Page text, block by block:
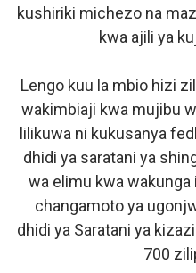
kushiriki michezo na
kwa ajili ya
Lengo kuu la mbio hizi
wakimbiaji kwa mujibu
lilikuwa ni kukusanya
dhidi ya saratani ya
wa elimu kwa
changamoto ya
dhidi ya Saratani ya
700